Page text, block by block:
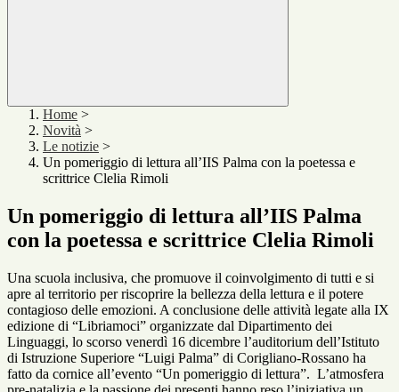
Home >
Novità >
Le notizie >
Un pomeriggio di lettura all’IIS Palma con la poetessa e
scrittrice Clelia Rimoli
Un pomeriggio di lettura all’IIS Palma
con la poetessa e scrittrice Clelia Rimoli
Una scuola inclusiva, che promuove il coinvolgimento di tutti e si
apre al territorio per riscoprire la bellezza della lettura e il potere
contagioso delle emozioni. A conclusione delle attività legate alla IX
edizione di “Libriamoci” organizzate dal Dipartimento dei
Linguaggi, lo scorso venerdì 16 dicembre l’auditorium dell’Istituto
di Istruzione Superiore “Luigi Palma” di Corigliano-Rossano ha
fatto da cornice all’evento “Un pomeriggio di lettura”. L’atmosfera